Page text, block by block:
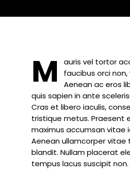
M
auris vel tortor
faucibus orci non,
Aenean ac eros
quis sapien in ante
Cras et libero iaculis,
tristique metus. Praesent
maximus accumsan vitae
Aenean ullamcorper
blandit. Nullam placerat
tempus lacus suscipit non.